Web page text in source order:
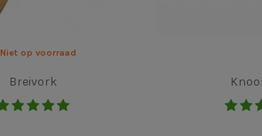
Niet op voorraad
Breivork